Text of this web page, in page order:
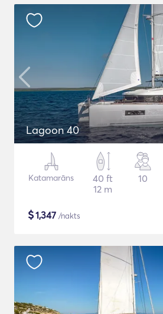
Lagoon 40
Katamarāns
40 ft
12 m
10
$1,347 /nakts